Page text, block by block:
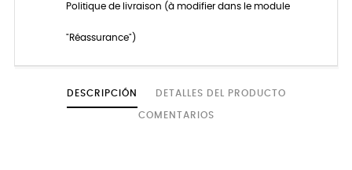
Politique de livraison (à modifier dans le module
"Réassurance")
DESCRIPCIÓN DETALLES DEL PRODUCTO
COMENTARIOS